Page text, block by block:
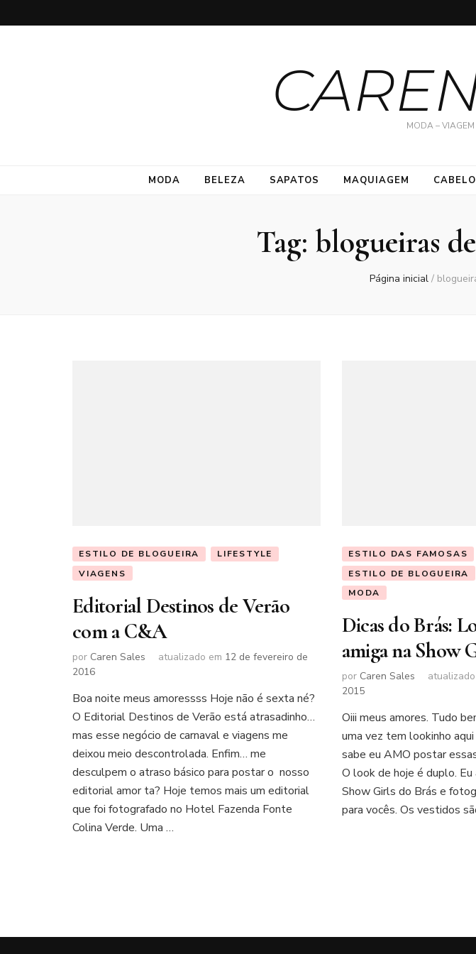
MODA –
MODA BELEZA SAPATOS MAQUIAGEM
Tag: blogueiras
Página inicial /
ESTILO DE BLOGUEIRA
LIFESTYLE
VIAGENS
Editorial Destinos de Verão
com a C&A
por Caren Sales atualizado em 12 de fevereiro de
2016
Boa noite meus amoressss Hoje não é sexta né?
O Editorial Destinos de Verão está atrasadinho…
mas esse negócio de carnaval e viagens me
deixou meio descontrolada. Enfim… me
desculpem o atraso básico para postar o nosso
editorial amor ta? Hoje temos mais um editorial
que foi fotografado no Hotel Fazenda Fonte
Colina Verde. Uma …
ESTILO DAS FAMOSAS
ESTILO DE BLOGUEIRA
MODA
Dicas do Brás:
amiga na Show
por Caren Sales
2015
Oiii meus amores. Tudo
uma vez tem lookinho
sabe eu AMO postar
O look de hoje é duplo.
Show Girls do Brás e
para vocês. Os vestidos